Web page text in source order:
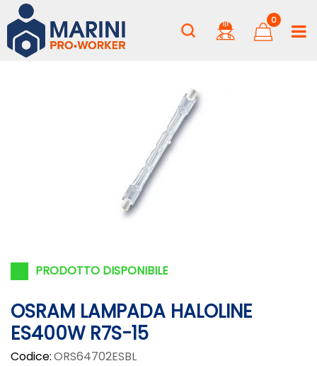
0
PRODOTTO DISPONIBILE
OSRAM LAMPADA HALOLINE
ES400W R7S-15
Codice:ORS64702ESBL